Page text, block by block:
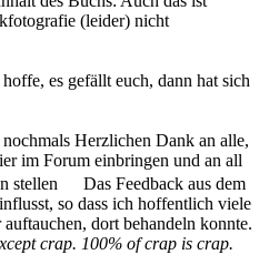
Herzlichen Dank an alle,
im Forum einbringen und an all
stellen
so dass ich hoffentlich viele
dort behandeln konnte.
crap. 100% of crap is crap.
refute bullshit is an order of
it.